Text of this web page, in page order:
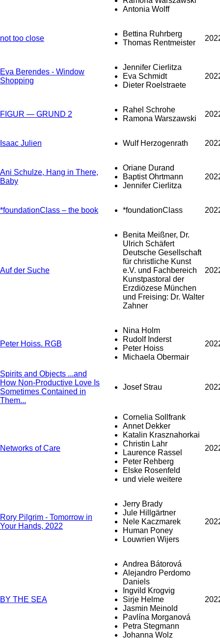
Antonia Wolff
not too close
Bettina Ruhrberg
Thomas Rentmeister
Eva Berendes - Window
Shopping
Jennifer Cierlitza
Eva Schmidt
Dieter Roelstraete
FIGUR — GRUND 2
Rahel Schrohe
Ramona Warszawski
Isaac Julien Wulf Herzogenrath
Ani Schulze, Hang in There,
Baby
Oriane Durand
Baptist Ohrtmann
Jennifer Cierlitza
*foundationClass – the book *foundationClass
Auf der Suche
Benita Meißner, Dr.
Ulrich Schäfert
Deutsche Gesellschaft
für christliche Kunst
e.V. und Fachbereich
Kunstpastoral der
Erzdiözese München
und Freising: Dr. Walter
Zahner
Peter Hoiss. RGB
Nina Holm
Rudolf Inderst
Peter Hoiss
Michaela Obermair
Spirits and Objects ...and
How Non-Productive Love Is
Sometimes Contained in
Them...
Josef Strau
Networks of Care
Cornelia Sollfrank
Annet Dekker
Katalin Krasznahorkai
Christin Lahr
Laurence Rassel
Peter Rehberg
Elske Rosenfeld
und viele weitere
Rory Pilgrim - Tomorrow in
Your Hands, 2022
Jerry Brady
Jule Hillgärtner
Nele Kaczmarek
Human Poney
Louwrien Wijers
BY THE SEA
Andrea Bátorová
Alejandro Perdomo
Daniels
Ingvild Krogvig
Sirje Helme
Jasmin Meinold
Pavlína Morganová
Petra Stegmann
Johanna Wolz